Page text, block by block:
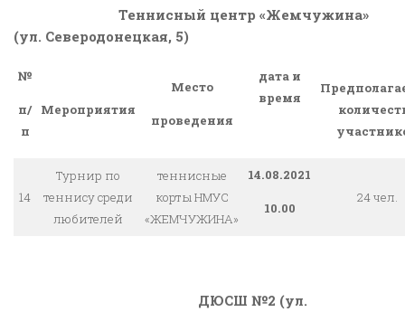
Теннисный центр «Жемчужина»
(ул. Северодонецкая, 5)
№
п/
п
Мероприятия
Место
проведения
дата и
время
14
Турнир по
теннису среди
любителей
теннисные
корты НМУС
«ЖЕМЧУЖИНА»
14.08.2021
10.00
24 чел.
ДЮСШ №2 (ул.